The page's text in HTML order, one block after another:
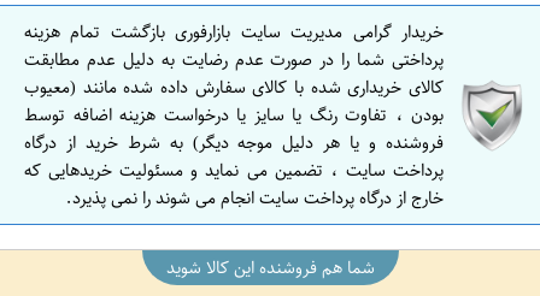
ن
ص
ف
ه
ا
ن
خریدار گرامی مدیریت سایت بازارفوری بازگشت تمام هزینه
پرداختی شما را در صورت عدم رضایت به دلیل عدم مطابقت
کالای خریداری شده با کالای سفارش داده شده مانند (معیوب
بودن ، تفاوت رنگ یا سایز یا درخواست هزینه اضافه توسط
فروشنده و یا هر دلیل موجه دیگر) به شرط خرید از درگاه
پرداخت سایت ، تضمین می نماید و مسئولیت خریدهایی که
خارج از درگاه پرداخت سایت انجام می شوند را نمی پذیرد.
شما هم فروشنده این کالا شوید